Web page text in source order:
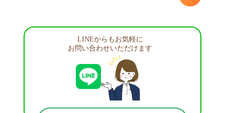
LINEからもお気軽に
お問い合わせいただけます